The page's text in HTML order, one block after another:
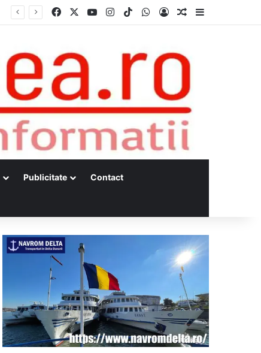
Facebook YouTubeInstagram
TikTokWhatsApp
Log InRandom Article
Publicitate Contact